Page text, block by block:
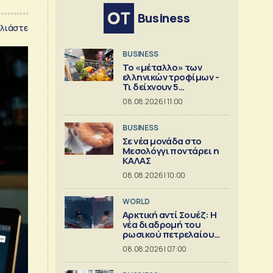
Business
BUSINESS
Το «μέταλλο» των
ελληνικών τροφίμων -
Τι δείχνουν 5
ισολογισμοί
08.08.2026 | 11:00
BUSINESS
Σε νέα μονάδα στο
Μεσολόγγι ποντάρει η
ΚΑΛΑΣ
08.08.2026 | 10:00
WORLD
Αρκτική αντί Σουέζ: Η
νέα διαδρομή του
ρωσικού πετρελαίου
[Γράφημα]
08.08.2026 | 07:00